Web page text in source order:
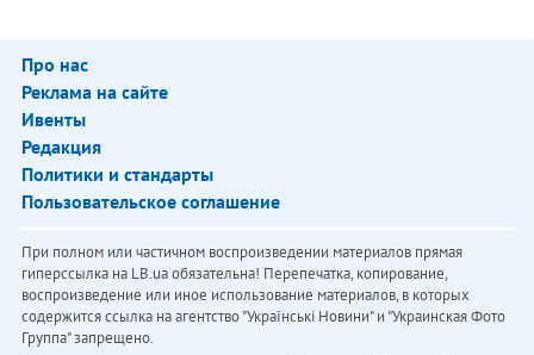
Про нас
Реклама на сайте
Ивенты
Редакция
Политики и стандарты
Пользовательское соглашение
При полном или частичном воспроизведении материалов прямая
гиперссылка на LB.ua обязательна! Перепечатка, копирование,
воспроизведение или иное использование материалов, в которых
содержится ссылка на агентство "Українськi Новини" и "Украинская Фото
Группа" запрещено.